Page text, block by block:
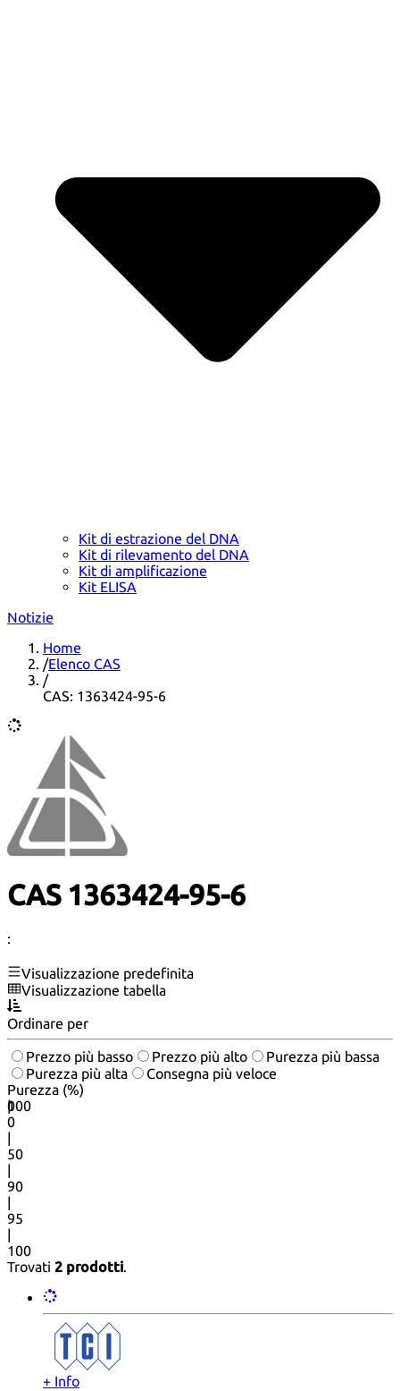
Kit di estrazione del DNA
Kit di rilevamento del DNA
Kit di amplificazione
Kit ELISA
Notizie
Home
/Elenco CAS
/
CAS: 1363424-95-6
CAS 1363424-95-6
:
Visualizzazione predefinita
Visualizzazione tabella
Ordinare per
Prezzo più basso Prezzo più alto
Purezza più bassa
Purezza più alta
Consegna più veloce
Purezza (%)
0
100
|
0
|
50
|
90
|
95
|
100
Trovati 2 prodotti.
+ Info